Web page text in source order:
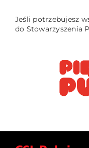
Jeśli potrzebujesz
do Stowarzyszenia